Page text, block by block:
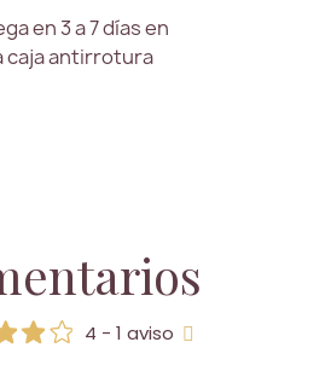
en 3 a 7 días en
caja antirrotura
4 - 1 aviso